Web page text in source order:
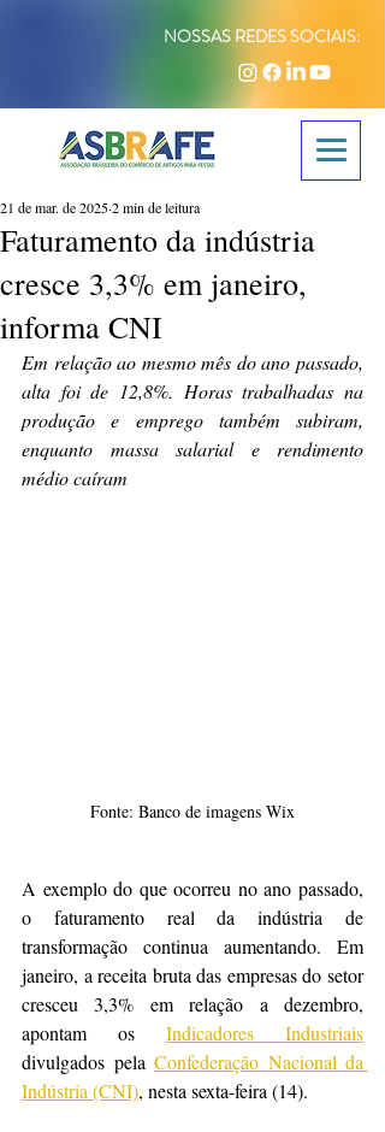
NOSSAS REDES SOCIAIS:
Faturamento da indústria
cresce 3,3% em janeiro,
informa CNI
21 de mar. de 20252 min de leitura
Em relação ao mesmo mês do ano passado,
alta foi de 12,8%. Horas trabalhadas na
produção e emprego também subiram,
enquanto massa salarial e rendimento
médio caíram
Fonte: Banco de imagens Wix
A exemplo do que ocorreu no ano passado,
o faturamento real da indústria de
transformação continua aumentando. Em
janeiro, a receita bruta das empresas do setor
cresceu 3,3% em relação a dezembro,
apontam os Indicadores Industriais
divulgados pela Confederação Nacional da
Indústria (CNI), nesta sexta-feira (14).